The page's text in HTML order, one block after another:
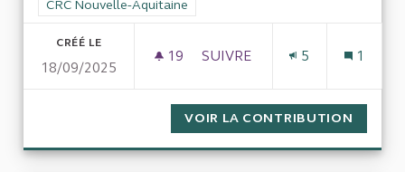
Filtrer les résultats pour le secteur : CRC Nouvelle-Aquitaine
CRC Nouvelle-Aquitaine
CRÉÉ LE
18/09/2025
19 19 ABONNÉS
SUIVRE
5 1
VOIR LA CONTRIBUTION